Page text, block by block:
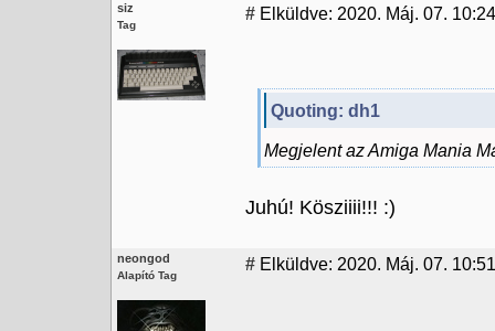
siz
Tag
# Elküldve: 2020. Máj. 07. 10:24
Quoting: dh1
Megjelent az Amiga Mania
Juhú! Kösziiii!!! :)
neongod
Alapító Tag
# Elküldve: 2020. Máj. 07. 10:51